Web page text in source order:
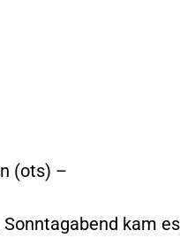
(ots) –
kam